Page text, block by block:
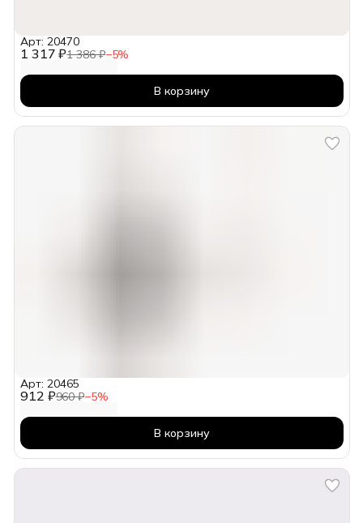
1 317 ₽1 386 ₽−5%
Арт: 20470
В корзину
912 ₽960 ₽−5%
Арт: 20465
В корзину